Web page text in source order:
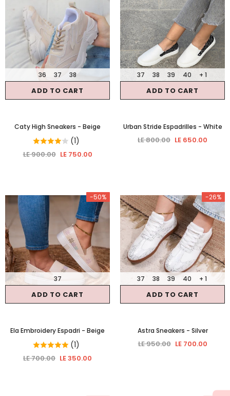
ADD TO CART
36 37 38
Caty High Sneakers - Beige
(1)
LE 900.00 LE 750.00
ADD TO CART
37 38 39 40 + 1
Urban Stride Espadrilles - White
LE 800.00 LE 650.00
-50%
ADD TO CART
37
Ela Embroidery Espadri - Beige
(1)
LE 700.00 LE 350.00
-26%
ADD TO CART
37 38 39 40 + 1
Astra Sneakers - Silver
LE 950.00 LE 700.00